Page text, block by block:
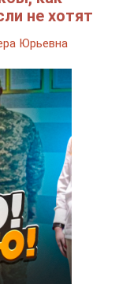
не хотят
Юрьевна